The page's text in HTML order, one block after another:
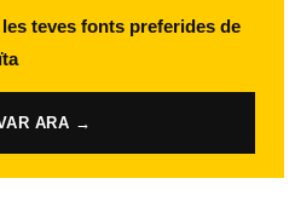
teves fonts preferides de
ARA →